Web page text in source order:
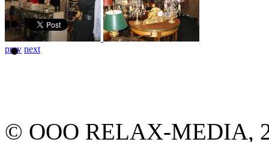
prev next
© ООО RELAX-MEDIA,